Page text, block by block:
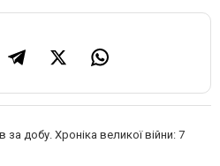
за добу. Хроніка великої війни: 7